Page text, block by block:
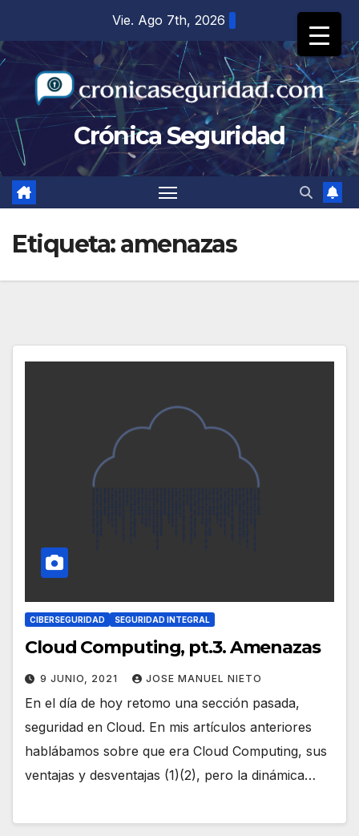
contenido
Vie. Ago 7th, 2026
Crónica Seguridad
Etiqueta:amenazas
CIBERSEGURIDAD SEGURIDAD INTEGRAL
Cloud Computing, pt.3. Amenazas
9 JUNIO, 2021 JOSE MANUEL NIETO
En el día de hoy retomo una sección pasada,
seguridad en Cloud. En mis artículos anteriores
hablábamos sobre que era Cloud Computing, sus
ventajas y desventajas (1)(2), pero la dinámica…